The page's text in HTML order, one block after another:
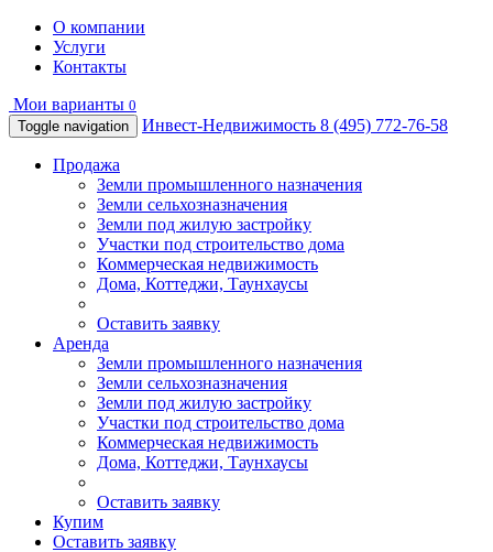
О компании
Услуги
Контакты
Мои варианты 0
Toggle navigation
Инвест-Недвижимость 8 (495) 772-76-58
Продажа
Земли промышленного назначения
Земли сельхозназначения
Земли под жилую застройку
Участки под строительство дома
Коммерческая недвижимость
Дома, Коттеджи, Таунхаусы
Оставить заявку
Аренда
Земли промышленного назначения
Земли сельхозназначения
Земли под жилую застройку
Участки под строительство дома
Коммерческая недвижимость
Дома, Коттеджи, Таунхаусы
Оставить заявку
Купим
Оставить заявку